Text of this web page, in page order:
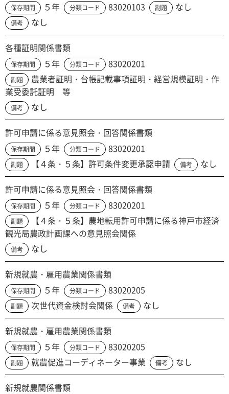
保存期間 ５年 分類コード 83020103 副題 なし
備考 なし
各種証明関係書類
保存期間 ５年 分類コード 83020201
副題
農業者証明・台帳記載事項証明・経営規模証明・作
業受委託証明 等
備考 なし
許可申請に係る意見照会・回答関係書類
保存期間 ５年 分類コード 83020201
副題 【４条・５条】許可条件変更承認申請 備考 なし
許可申請に係る意見照会・回答関係書類
保存期間 ５年 分類コード 83020201
副題
【４条・５条】農地転用許可申請に係る神戸市経済
観光局農政計画課への意見照会関係
備考 なし
新規就農・雇用農業関係書類
保存期間 ５年 分類コード 83020205
副題 次世代資金検討会関係 備考 なし
新規就農・雇用農業関係書類
保存期間 ５年 分類コード 83020205
副題 就農促進コーディネーター事業 備考 なし
新規就農関係書類